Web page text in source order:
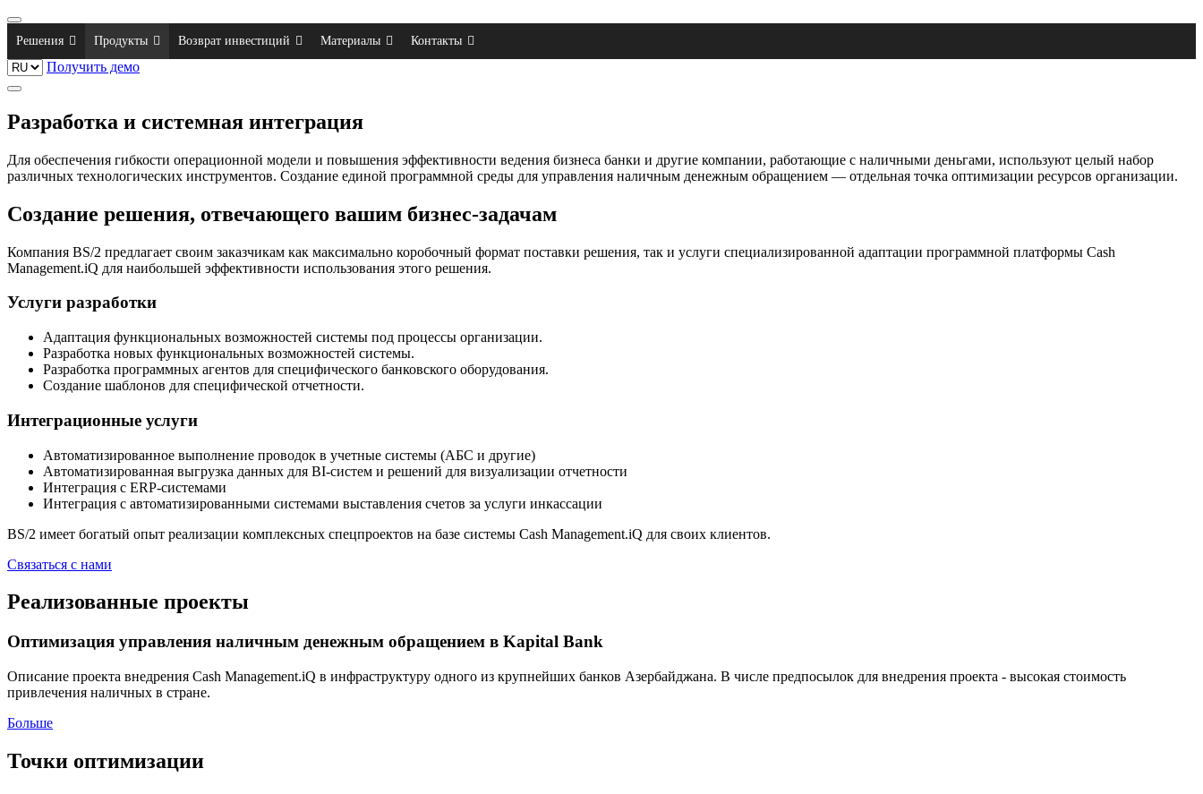
Решения Продукты Возврат инвестиций Материалы Контакты
Получить демо
Разработка и системная интеграция
Для обеспечения гибкости операционной модели и повышения эффективности ведения бизнеса банки и другие компании, работающие с наличными деньгами, используют целый набор
различных технологических инструментов. Создание единой программной среды для управления наличным денежным обращением — отдельная точка оптимизации ресурсов организации.
Создание решения, отвечающего вашим бизнес-задачам
Компания BS/2 предлагает своим заказчикам как максимально коробочный формат поставки решения, так и услуги специализированной адаптации программной платформы Cash
Management.iQ для наибольшей эффективности использования этого решения.
Услуги разработки
Адаптация функциональных возможностей системы под процессы организации.
Разработка новых функциональных возможностей системы.
Разработка программных агентов для специфического банковского оборудования.
Создание шаблонов для специфической отчетности.
Интеграционные услуги
Автоматизированное выполнение проводок в учетные системы (АБС и другие)
Автоматизированная выгрузка данных для BI-систем и решений для визуализации отчетности
Интеграция с ERP-системами
Интеграция с автоматизированными системами выставления счетов за услуги инкассации
BS/2 имеет богатый опыт реализации комплексных спецпроектов на базе системы Cash Management.iQ для своих клиентов.
Связаться с нами
Реализованные проекты
Оптимизация управления наличным денежным обращением в Kapital Bank
Описание проекта внедрения Cash Management.iQ в инфраструктуру одного из крупнейших банков Азербайджана. В числе предпосылок для внедрения проекта - высокая стоимость
привлечения наличных в стране.
Больше
Точки оптимизации